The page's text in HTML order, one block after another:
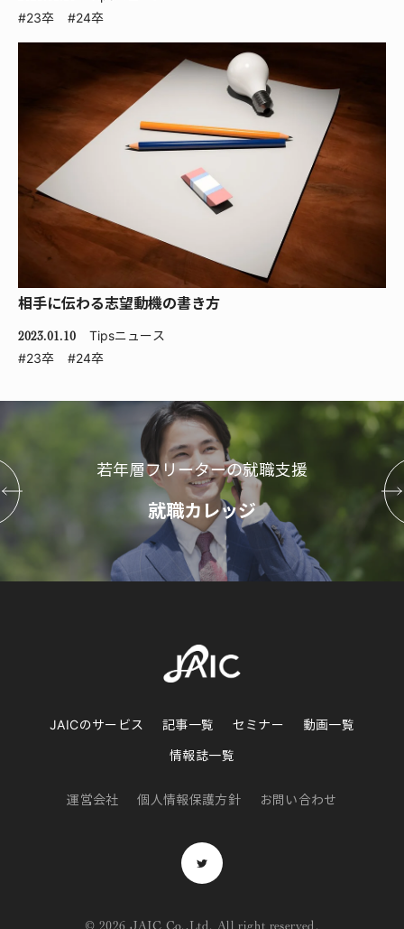
#23卒
#24卒
相手に伝わる志望動機の書き方
2023.01.10 Tipsニュース
#23卒
#24卒
若年層フリーターの就職支援
就職カレッジ
JAICのサービス 記事一覧 セミナー
動画一覧
情報誌一覧
運営会社 個人情報保護方針 お問い合わせ